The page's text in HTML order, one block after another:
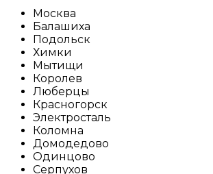
Москва
Балашиха
Подольск
Химки
Мытищи
Королев
Люберцы
Красногорск
Электросталь
Коломна
Домодедово
Одинцово
Серпухов